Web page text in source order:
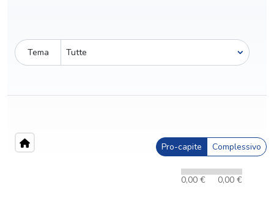
Tema
Pro-capite Complessivo
0,00 € 0,00 €